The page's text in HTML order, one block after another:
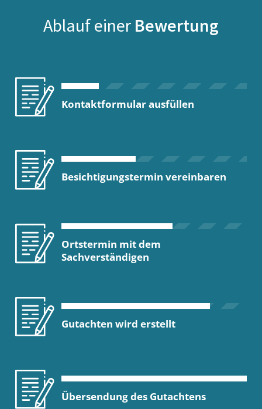
Ablauf einer Bewertung
Kontaktformular ausfüllen
Besichtigungstermin vereinbaren
Ortstermin mit dem
Sachverständigen
Gutachten wird erstellt
Übersendung des Gutachtens